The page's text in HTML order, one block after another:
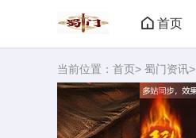
首页
当前位置： 首页> 蜀门资讯>